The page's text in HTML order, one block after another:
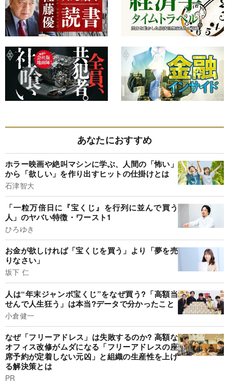
あなたにおすすめ
ホラー映画や絶叫マシンに学ぶ、人間の「怖い」
から「欲しい」を作り出すヒットの仕掛けとは
石津智大
「一粒万倍日に『宝くじ』を行列に並んで買う
人」のヤバい特徴・ワースト1
ひろゆき
お金が欲しければ「宝くじを買う」より「夢を売
りなさい」
坂下 仁
人は“年末ジャンボ宝くじ”をなぜ買う?「高額当
せんで人生狂う」は本当?データで分かったこと
小倉健一
なぜ「フリーアドレス」は失敗するのか? 高額な
オフィス改修がムダになる「フリーアドレスの座
席予約が定着しない元凶」と組織の生産性を上げ
る解決策とは
PR